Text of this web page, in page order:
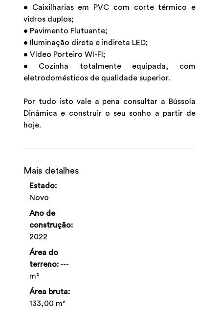
• Caixilharias em PVC com corte térmico e
vidros duplos;
• Pavimento Flutuante;
• Iluminação direta e indireta LED;
• Vídeo Porteiro WI-FI;
• Cozinha totalmente equipada, com
eletrodomésticos de qualidade superior.
Por tudo isto vale a pena consultar a Bússola
Dinâmica e construir o seu sonho a partir de
hoje.
Mais detalhes
Estado:
Novo
Ano de
construção:
2022
Área do
terreno: ---
m²
Área bruta:
133,00 m²